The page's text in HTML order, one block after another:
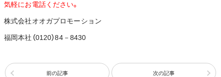
気軽にお電話ください。
株式会社オオガプロモーション
福岡本社（0120）84－8430
前の記事 次の記事